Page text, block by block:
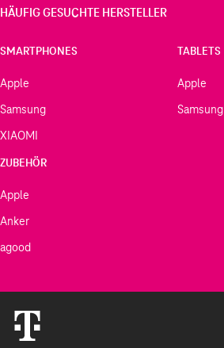
HÄUFIG GESUCHTE HERSTELLER
SMARTPHONES
Apple
Samsung
XIAOMI
TABLETS
Apple
Samsung
ZUBEHÖR
Apple
Anker
agood